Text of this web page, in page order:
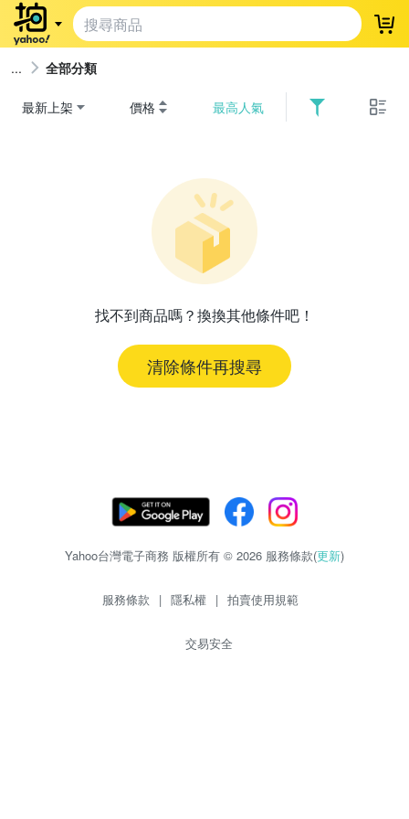
登
全部分類
最新上架 價格 最高人氣
找不到商品嗎？換換其他條件吧！
清除條件再搜尋
Yahoo台灣電子商務 版權所有 © 2026 服務條款(更新)
服務條款 | 隱私權 | 拍賣使用規範
交易安全